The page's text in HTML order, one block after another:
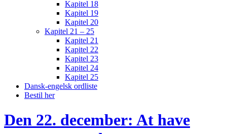
Kapitel 18
Kapitel 19
Kapitel 20
Kapitel 21 – 25
Kapitel 21
Kapitel 22
Kapitel 23
Kapitel 24
Kapitel 25
Dansk-engelsk ordliste
Bestil her
Den 22. december: At have